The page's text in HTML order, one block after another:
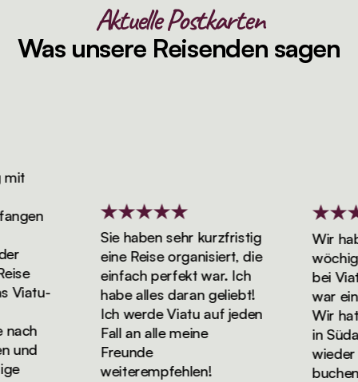
Aktuelle Postkarten
Was unsere Reisenden sagen
Sie haben sehr kurzfristig
eine Reise organisiert, die
einfach perfekt war. Ich
habe alles daran geliebt!
Ich werde Viatu auf jeden
Fall an alle meine
Freunde
weiterempfehlen!
Wir
bei
war
Wir
in
wieder
buchen!